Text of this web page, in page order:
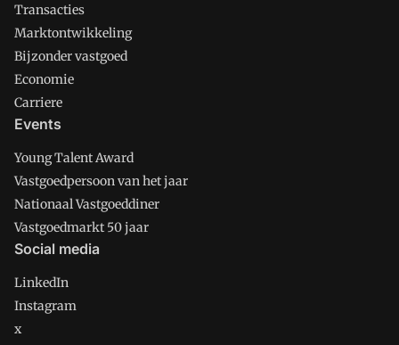
Transacties
Marktontwikkeling
Bijzonder vastgoed
Economie
Carriere
Events
Young Talent Award
Vastgoedpersoon van het jaar
Nationaal Vastgoeddiner
Vastgoedmarkt 50 jaar
Social media
LinkedIn
Instagram
x